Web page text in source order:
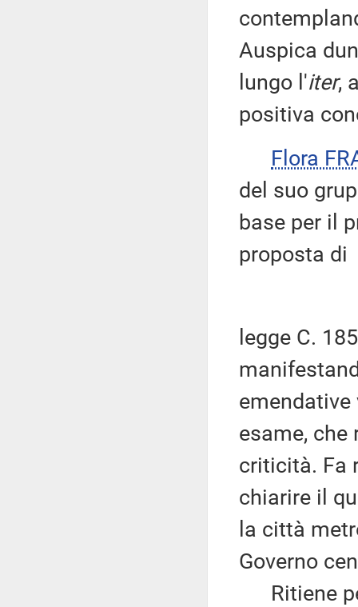
Auspica
lungo l'iter,
positiva
Flora
del suo
base per il
proposta di
legge C.
esame,
criticità. Fa
chiarire il
la città
Governo
Ritiene